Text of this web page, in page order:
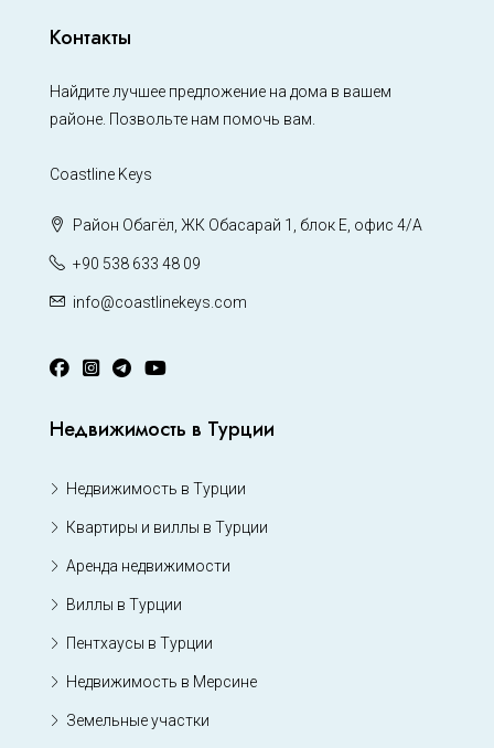
Контакты
Найдите лучшее предложение на дома в вашем
районе. Позвольте нам помочь вам.
Coastline Keys
Район Обагёл, ЖК Обасарай 1, блок Е, офис 4/А
+90 538 633 48 09
info@coastlinekeys.com
Недвижимость в Турции
Недвижимость в Турции
Квартиры и виллы в Турции
Аренда недвижимости
Виллы в Турции
Пентхаусы в Турции
Недвижимость в Мерсине
Земельные участки